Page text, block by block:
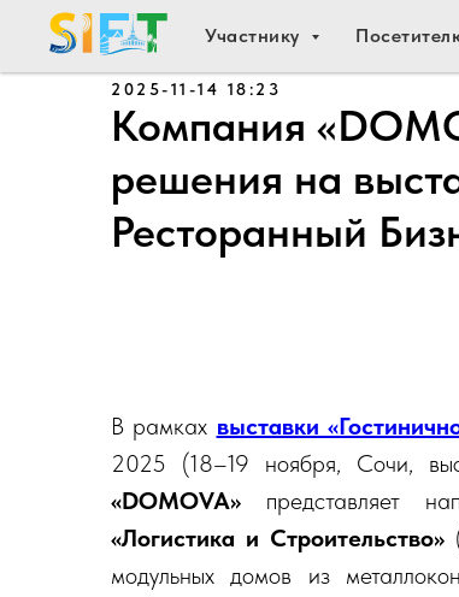
Участнику
2025-11-14 18:23
Компания
решения на
Ресторанный
В рамках выставки
2025 (18–19 ноября, Сочи,
«DOMOVA» представляет
«Логистика и Строительство»
модульных домов из